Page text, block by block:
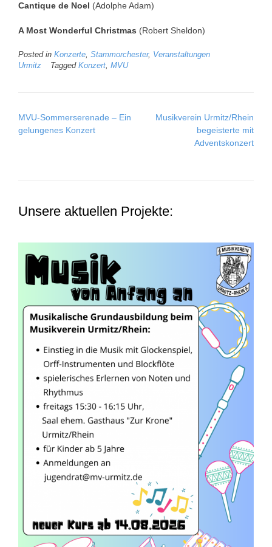
Cantique de Noel (Adolphe Adam)
A Most Wonderful Christmas (Robert Sheldon)
Posted in Konzerte, Stammorchester, Veranstaltungen
Urmitz
Tagged Konzert, MVU
Post
navigation
MVU-Sommerserenade – Ein
gelungenes Konzert
Musikverein Urmitz/Rhein
begeisterte mit
Adventskonzert
Unsere aktuellen Projekte: